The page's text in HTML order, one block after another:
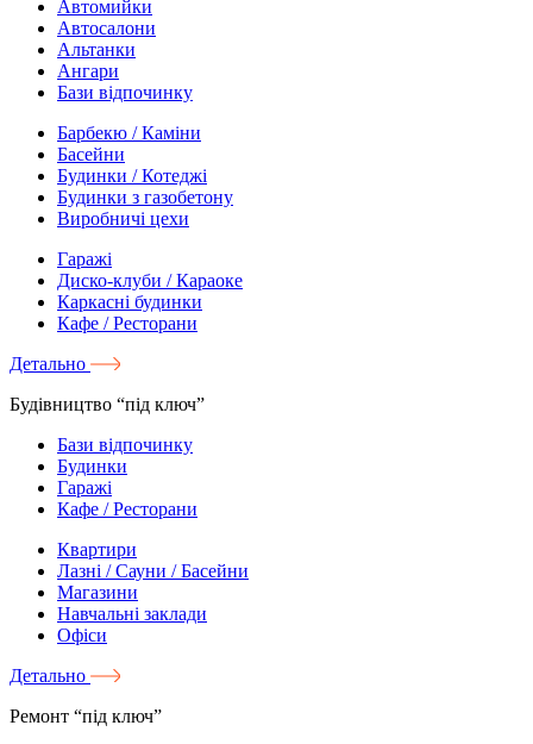
Автомийки
Автосалони
Альтанки
Ангари
Бази відпочинку
Барбекю / Каміни
Басейни
Будинки / Котеджі
Будинки з газобетону
Виробничі цехи
Гаражі
Диско-клуби / Караоке
Каркасні будинки
Кафе / Ресторани
Детально
Будівництво “під ключ”
Бази відпочинку
Будинки
Гаражі
Кафе / Ресторани
Квартири
Лазні / Сауни / Басейни
Магазини
Навчальні заклади
Офіси
Детально
Ремонт “під ключ”